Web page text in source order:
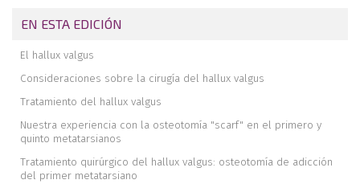
EN ESTA EDICIÓN
El hallux valgus
Consideraciones sobre la cirugía del hallux valgus
Tratamiento del hallux valgus
Nuestra experiencia con la osteotomía "scarf" en el primero y
quinto metatarsianos
Tratamiento quirúrgico del hallux valgus: osteotomía de adicción
del primer metatarsiano